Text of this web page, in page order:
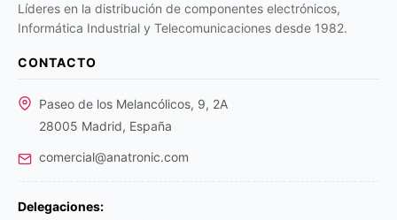
Líderes en la distribución de componentes electrónicos,
Informática Industrial y Telecomunicaciones desde 1982.
CONTACTO
Paseo de los Melancólicos, 9, 2A
28005 Madrid, España
comercial@anatronic.com
Delegaciones: